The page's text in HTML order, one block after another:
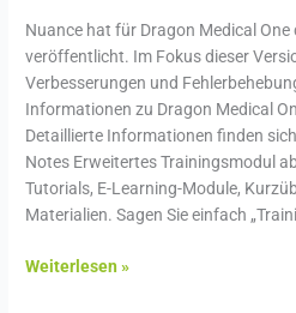
Nuance hat für Dragon Medical One
veröffentlicht. Im Fokus dieser
Verbesserungen und
Informationen zu Dragon Medical
Detaillierte Informationen finden
Notes Erweitertes Trainingsmodul
Tutorials, E-Learning-Module,
Materialien. Sagen Sie einfach
Weiterlesen »